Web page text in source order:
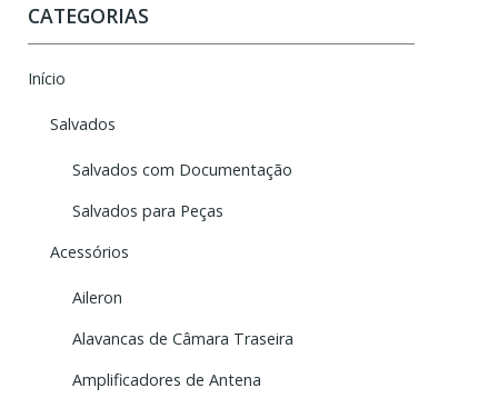
CATEGORIAS
Início
Salvados
Salvados com Documentação
Salvados para Peças
Acessórios
Aileron
Alavancas de Câmara Traseira
Amplificadores de Antena